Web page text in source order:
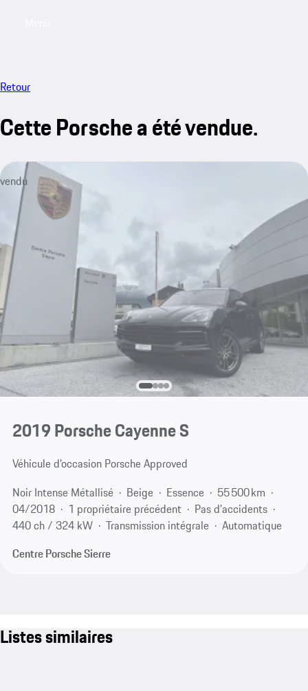
Retour
Cette Porsche a été vendue.
vendu
2019 Porsche Cayenne S
Véhicule d’occasion Porsche Approved
Noir Intense Métallisé
Beige Essence
55 500 km
04/2018
1 propriétaire précédent
Pas d'accidents
440 ch / 324 kW
Transmission intégrale
Automatique
Centre Porsche Sierre
Listes similaires